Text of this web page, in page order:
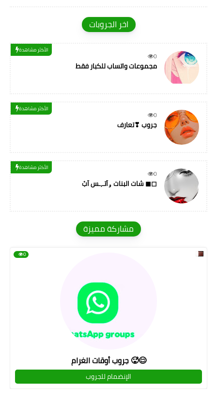
اخر الجروبات
0
الأكثر مشاهدة
مجموعات واتساب للكبار فقط
0
الأكثر مشاهدة
جروب ❣تعارف
0
الأكثر مشاهدة
شات البنات ۅآتـ,ـس آبْ ◼◻
مشاركة مميزة
جروب أوقات الغرام 🥵😊
0
الإنضمام للجروب